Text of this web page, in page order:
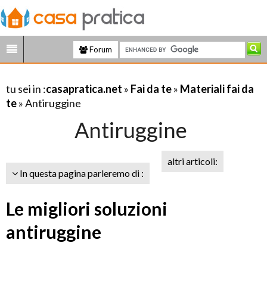
Forum
tu sei in :casapratica.net » Fai da te» Materiali fai da
te» Antiruggine
Antiruggine
In questa pagina parleremo di :
altri articoli:
Le migliori soluzioni
antiruggine